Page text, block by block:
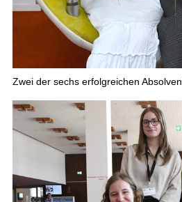
Zwei der sechs erfolgreichen